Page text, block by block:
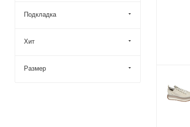
Подкладка
Хит
Размер